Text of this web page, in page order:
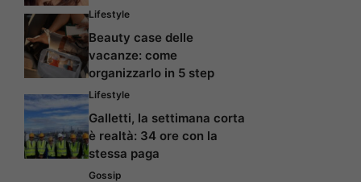
Lifestyle
Beauty case delle
vacanze: come
organizzarlo in 5 step
Lifestyle
Galletti, la settimana corta
è realtà: 34 ore con la
stessa paga
Gossip